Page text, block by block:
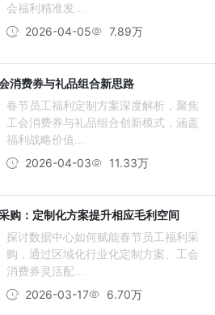
会福利精准发...
2026-04-05
7.89万
消费券与礼品组合新思路
春节员工福利定制方案深度解析，聚焦
工会消费券与礼品组合创新模式，涵盖
福利战略价值...
2026-04-03
11.33万
购：定制化方案提升相应毛利空间
探讨数据中心如何赋能春节员工福利采
购，通过区域化行业化定制方案、工会
消费券灵活配...
2026-03-17
6.70万